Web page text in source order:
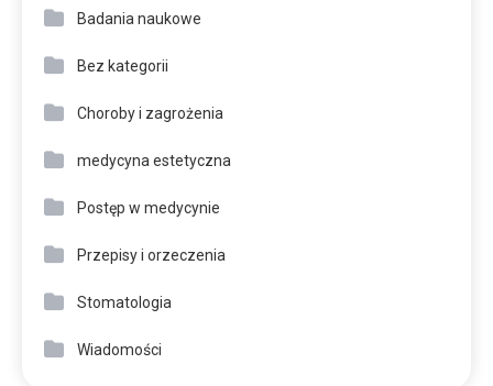
Badania naukowe
Bez kategorii
Choroby i zagrożenia
medycyna estetyczna
Postęp w medycynie
Przepisy i orzeczenia
Stomatologia
Wiadomości